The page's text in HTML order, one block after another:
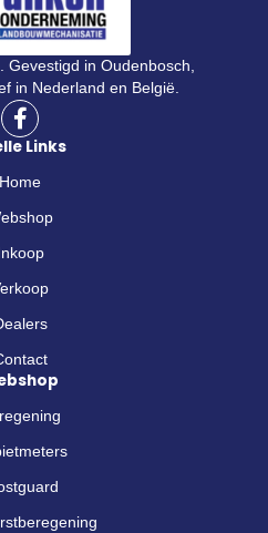
Gevestigd in Oudenbosch,
in Nederland en België.
F
a
c
e
o
k
-
Links
Home
Inkoop